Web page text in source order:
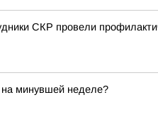
СКР провели
минувшей неделе?